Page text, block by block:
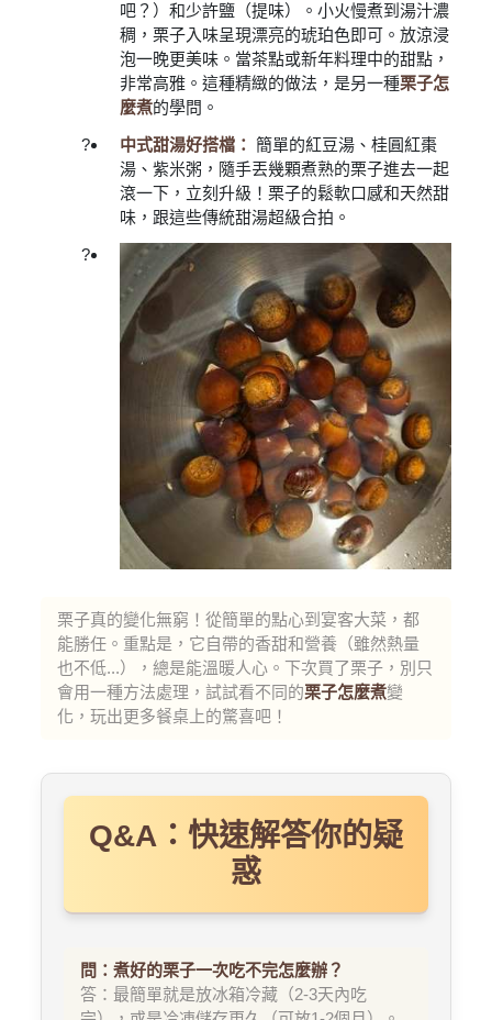
吧？）和少許鹽（提味）。小火慢煮到湯汁濃
稠，栗子入味呈現漂亮的琥珀色即可。放涼浸
泡一晚更美味。當茶點或新年料理中的甜點，
非常高雅。這種精緻的做法，是另一種栗子怎
麼煮的學問。
中式甜湯好搭檔： 簡單的紅豆湯、桂圓紅棗
湯、紫米粥，隨手丟幾顆煮熟的栗子進去一起
滾一下，立刻升級！栗子的鬆軟口感和天然甜
味，跟這些傳統甜湯超級合拍。
栗子真的變化無窮！從簡單的點心到宴客大菜，都
能勝任。重點是，它自帶的香甜和營養（雖然熱量
也不低...），總是能溫暖人心。下次買了栗子，別只
會用一種方法處理，試試看不同的栗子怎麼煮變
化，玩出更多餐桌上的驚喜吧！
Q&A：快速解答你的疑
惑
問：煮好的栗子一次吃不完怎麼辦？
答：最簡單就是放冰箱冷藏（2-3天內吃